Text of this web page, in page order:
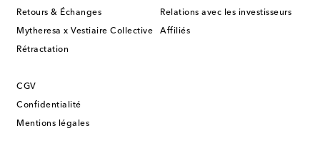
Retours & Échanges
Mytheresa x Vestiaire Collective
Rétractation
Relations avec les investisseurs
Affiliés
CGV
Confidentialité
Mentions légales